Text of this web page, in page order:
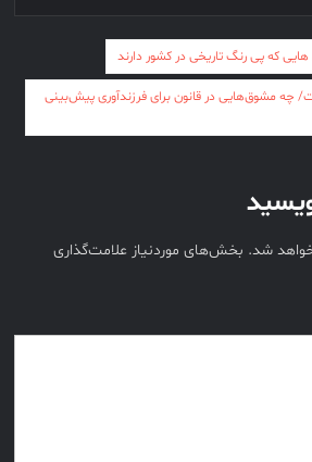
که پی رنگ تاریخی در کشور دارند
چه مشوق‌هایی در قانون برای فرزندآوری پیش‌بینی
شد. بخش‌های موردنیاز علامت‌گذاری